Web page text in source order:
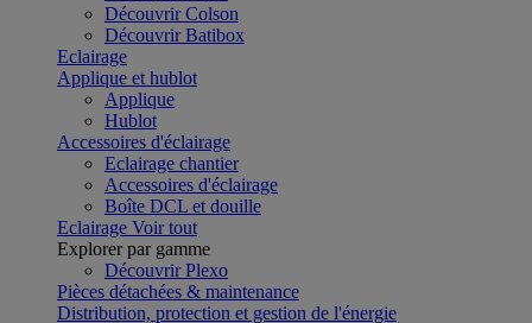
Découvrir Colson
Découvrir Batibox
Eclairage
Applique et hublot
Applique
Hublot
Accessoires d'éclairage
Eclairage chantier
Accessoires d'éclairage
Boîte DCL et douille
Eclairage Voir tout
Explorer par gamme
Découvrir Plexo
Pièces détachées & maintenance
Distribution, protection et gestion de l'énergie